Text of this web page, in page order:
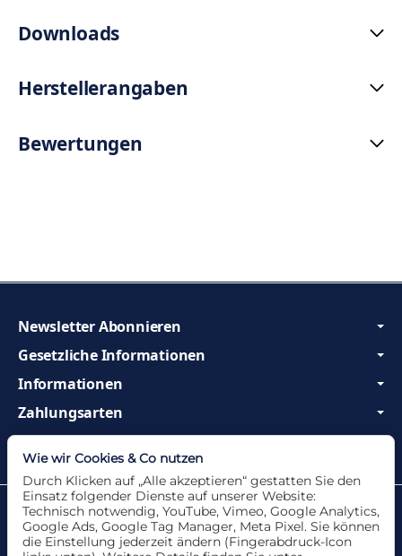
Downloads
Herstellerangaben
Bewertungen
Gesetzliche Informationen
Informationen
Zahlungsarten
Wir sind Profis und beraten Sie gerne!
Newsletter Abonnieren
Datenschutzerklärung•Impressum
Wie wir Cookies & Co nutzen
Durch Klicken auf „Alle akzeptieren“ gestatten Sie den
Einsatz folgender Dienste auf unserer Website:
Technisch notwendig, YouTube, Vimeo, Google Analytics,
Google Ads, Google Tag Manager, Meta Pixel. Sie können
die Einstellung jederzeit ändern (Fingerabdruck-Icon